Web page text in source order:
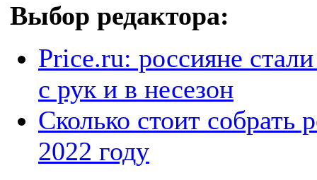
Выбор редактора:
Price.ru: россияне
с рук и в несезон
Сколько стоит собрать
2022 году